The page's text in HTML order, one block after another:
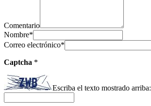
Comentario
Nombre*
Correo electrónico*
Captcha *
Escriba el texto mostrado arriba: